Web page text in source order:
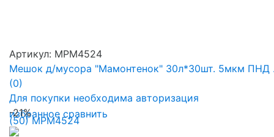
избранное сравнить
Артикул: MPM4524
Мешок д/мусора "Мамонтенок" 30л*30шт. 5мкм ПНД
(0)
Для покупки необходима авторизация
-21%